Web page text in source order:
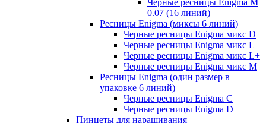
Черные ресницы Enigma M
0.07 (16 линий)
Ресницы Enigma (миксы 6 линий)
Черные ресницы Enigma микс D
Черные ресницы Enigma микс L
Черные ресницы Enigma микс L+
Черные ресницы Enigma микс M
Ресницы Enigma (один размер в
упаковке 6 линий)
Черные ресницы Enigma C
Черные ресницы Enigma D
Пинцеты для наращивания